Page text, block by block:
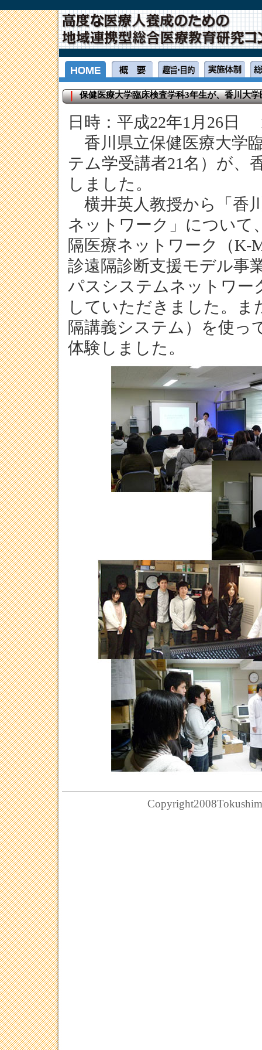
保健医療大学臨床検査学科3年生が、香川大
日時：平成22年1月26日
香川県立保健医療大学
テム学受講者21名）が、
しました。
横井英人教授から「香
ネットワーク」について
隔医療ネットワーク（K-
診遠隔診断支援モデル事
パスシステムネットワー
していただきました。ま
隔講義システム）を使っ
体験しました。